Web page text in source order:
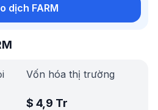
dịch FARM
Vốn hóa thị trường
$ 4,9 Tr